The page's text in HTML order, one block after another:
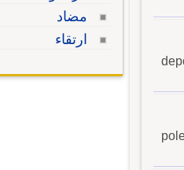
مضاد
ارتقاء